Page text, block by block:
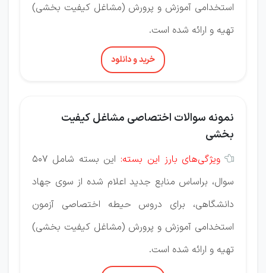
استخدامی آموزش و پرورش (مشاغل کیفیت بخشی)
تهیه و ارائه شده است.
خرید و دانلود
نمونه سوالات اختصاصی مشاغل کیفیت
بخشی
 ویژگی‌های بارز این بسته:
این بسته شامل 507
سوال، براساس منابع جدید اعلام شده از سوی جهاد
دانشگاهی، برای دروس حیطه اختصاصی آزمون
استخدامی آموزش و پرورش (مشاغل کیفیت بخشی)
تهیه و ارائه شده است.